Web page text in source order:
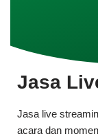
Jasa
Jasa live
acara dan